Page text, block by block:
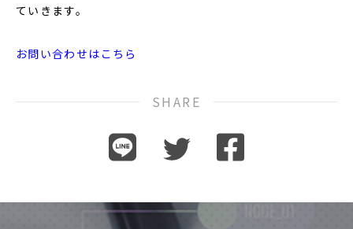
ていきます。
お問い合わせはこちら
SHARE